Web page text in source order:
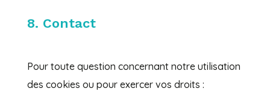
8. Contact
Pour toute question concernant notre utilisation
des cookies ou pour exercer vos droits :